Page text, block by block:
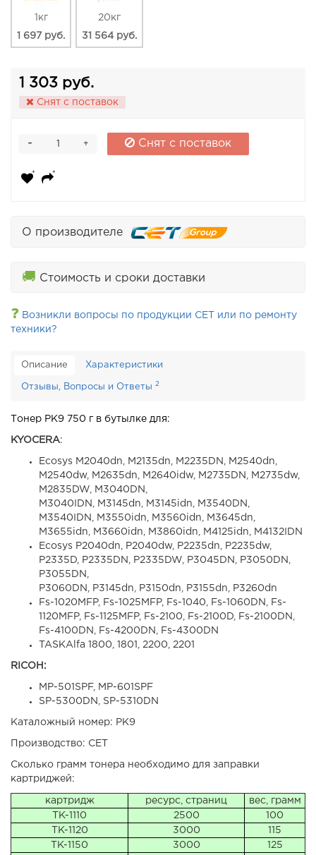
1кг
1 697 руб.
20кг
31 564 руб.
1 303 руб.
Снят с поставок
+
- Снят с поставок
О производителе
🚚 Стоимость и сроки доставки
❓ Возникли вопросы по продукции CET или по ремонту
техники?
Описание Характеристики
Отзывы, Вопросы и Ответы 2
Тонер PK9 750 г в бутылке для:
KYOCERA:
Ecosys M2040dn, M2135dn, M2235DN, M2540dn,
M2540dw, M2635dn, M2640idw, M2735DN, M2735dw,
M2835DW, M3040DN,
M3040IDN, M3145dn, M3145idn, M3540DN,
M3540IDN, M3550idn, M3560idn, M3645dn,
M3655idn, M3660idn, M3860idn, M4125idn, M4132IDN
Ecosys P2040dn, P2040dw, P2235dn, P2235dw,
P2335D, P2335DN, P2335DW, P3045DN, P3050DN,
P3055DN,
P3060DN, P3145dn, P3150dn, P3155dn, P3260dn
Fs-1020MFP, Fs-1025MFP, Fs-1040, Fs-1060DN, Fs-
1120MFP, Fs-1125MFP, Fs-2100, Fs-2100D, Fs-2100DN,
Fs-4100DN, Fs-4200DN, Fs-4300DN
TASKAlfa 1800, 1801, 2200, 2201
RICOH:
MP-501SPF, MP-601SPF
SP-5300DN, SP-5310DN
Каталожный номер: PK9
Производство: CET
Сколько грамм тонера необходимо для заправки
картриджей:
картридж ресурс, страниц
вес, грамм
TK-1110
2500
100
TK-1120
3000
115
TK-1150
3000
125